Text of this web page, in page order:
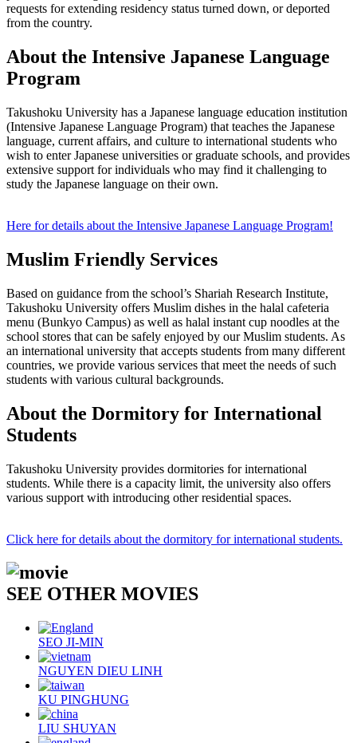
requests for extending residency status turned down, or deported
from the country.
About the Intensive Japanese Language
Program
Takushoku University has a Japanese language education institution
(Intensive Japanese Language Program) that teaches the Japanese
language, current affairs, and culture to international students who
wish to enter Japanese universities or graduate schools, and provides
extensive support for individuals who may find it challenging to
study the Japanese language on their own.
Here for details about the Intensive Japanese Language Program!
Muslim Friendly Services
Based on guidance from the school’s Shariah Research Institute,
Takushoku University offers Muslim dishes in the halal cafeteria
menu (Bunkyo Campus) as well as halal instant cup noodles at the
school stores that can be safely enjoyed by our Muslim students. As
an international university that accepts students from many different
countries, we provide various services that meet the needs of such
students with various cultural backgrounds.
About the Dormitory for International
Students
Takushoku University provides dormitories for international
students. While there is a capacity limit, the university also offers
various support with introducing other residential spaces.
Click here for details about the dormitory for international students.
SEE OTHER MOVIES
SEO JI-MIN
NGUYEN DIEU LINH
KU PINGHUNG
LIU SHUYAN